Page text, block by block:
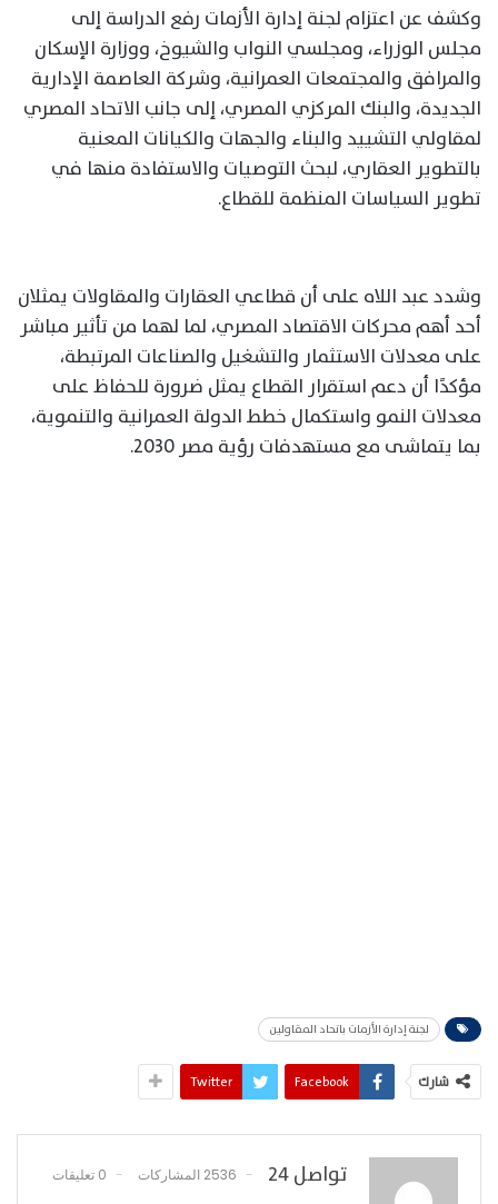
وكشف عن اعتزام لجنة إدارة الأزمات رفع الدراسة إلى
مجلس الوزراء، ومجلسي النواب والشيوخ، ووزارة الإسكان
والمرافق والمجتمعات العمرانية، وشركة العاصمة الإدارية
الجديدة، والبنك المركزي المصري، إلى جانب الاتحاد المصري
لمقاولي التشييد والبناء والجهات والكيانات المعنية
بالتطوير العقاري، لبحث التوصيات والاستفادة منها في
تطوير السياسات المنظمة للقطاع.
وشدد عبد اللاه على أن قطاعي العقارات والمقاولات يمثلان
أحد أهم محركات الاقتصاد المصري، لما لهما من تأثير مباشر
على معدلات الاستثمار والتشغيل والصناعات المرتبطة،
مؤكدًا أن دعم استقرار القطاع يمثل ضرورة للحفاظ على
معدلات النمو واستكمال خطط الدولة العمرانية والتنموية،
بما يتماشى مع مستهدفات رؤية مصر 2030.
لجنة إدارة الأزمات باتحاد المقاولين
شارك Facebook
Twitter
تواصل 24 2536 المشاركات 0 تعليقات